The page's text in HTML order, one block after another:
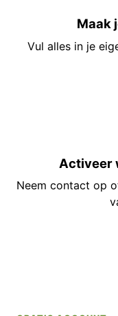
Maak
Vul alles in je
Activeer
Neem contact op